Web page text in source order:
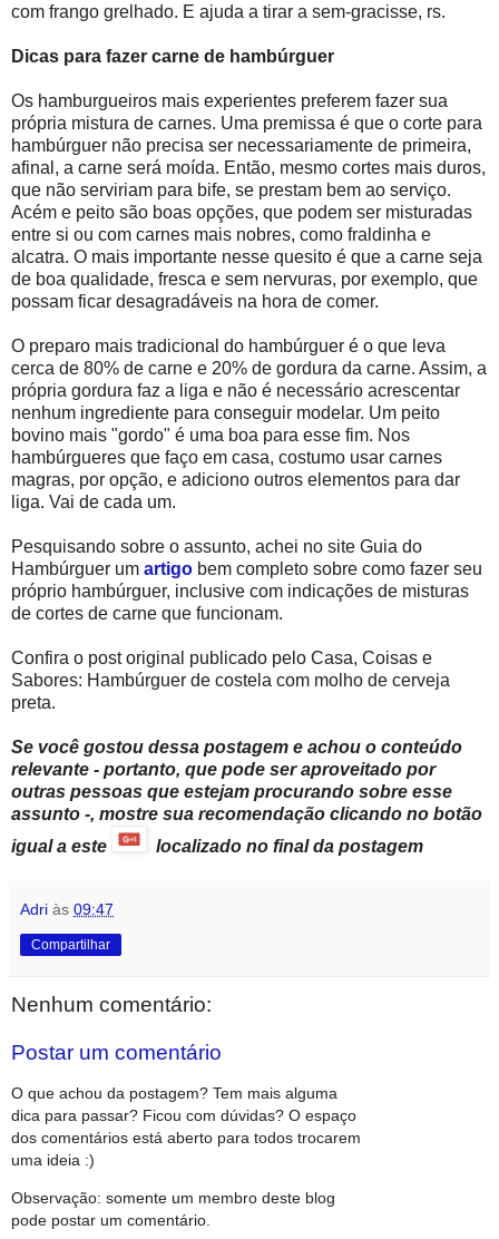
com frango grelhado. E ajuda a tirar a sem-gracisse, rs.
Dicas para fazer carne de hambúrguer
Os hamburgueiros mais experientes preferem fazer sua
própria mistura de carnes. Uma premissa é que o corte para
hambúrguer não precisa ser necessariamente de primeira,
afinal, a carne será moída. Então, mesmo cortes mais duros,
que não serviriam para bife, se prestam bem ao serviço.
Acém e peito são boas opções, que podem ser misturadas
entre si ou com carnes mais nobres, como fraldinha e
alcatra. O mais importante nesse quesito é que a carne seja
de boa qualidade, fresca e sem nervuras, por exemplo, que
possam ficar desagradáveis na hora de comer.
O preparo mais tradicional do hambúrguer é o que leva
cerca de 80% de carne e 20% de gordura da carne. Assim, a
própria gordura faz a liga e não é necessário acrescentar
nenhum ingrediente para conseguir modelar. Um peito
bovino mais "gordo" é uma boa para esse fim. Nos
hambúrgueres que faço em casa, costumo usar carnes
magras, por opção, e adiciono outros elementos para dar
liga. Vai de cada um.
Pesquisando sobre o assunto, achei no site Guia do
Hambúrguer um artigo bem completo sobre como fazer seu
próprio hambúrguer, inclusive com indicações de misturas
de cortes de carne que funcionam.
Confira o post original publicado pelo Casa, Coisas e
Sabores: Hambúrguer de costela com molho de cerveja
preta.
Se você gostou dessa postagem e achou o conteúdo
relevante - portanto, que pode ser aproveitado por
outras pessoas que estejam procurando sobre esse
assunto -, mostre sua recomendação clicando no botão
igual a este
localizado no final da postagem
Adri às 09:47
Compartilhar
Nenhum comentário:
Postar um comentário
O que achou da postagem? Tem mais alguma
dica para passar? Ficou com dúvidas? O espaço
dos comentários está aberto para todos trocarem
uma ideia :)
Observação: somente um membro deste blog
pode postar um comentário.